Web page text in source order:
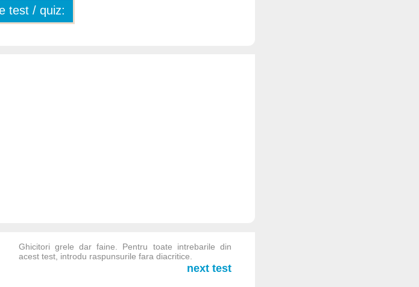
Ghicitori grele dar faine. Pentru toate intrebarile din
acest test, introdu raspunsurile fara diacritice.
next test